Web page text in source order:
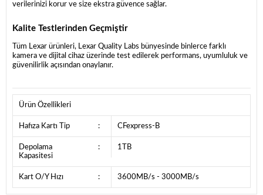
verilerinizi korur ve size ekstra güvence sağlar.
Kalite Testlerinden Geçmiştir
Tüm Lexar ürünleri, Lexar Quality Labs bünyesinde binlerce farklı
kamera ve dijital cihaz üzerinde test edilerek performans, uyumluluk ve
güvenilirlik açısından onaylanır.
Ürün Özellikleri
Hafıza Kartı Tip : CFexpress-B
Depolama
Kapasitesi
: 1TB
Kart O/Y Hızı : 3600MB/s - 3000MB/s